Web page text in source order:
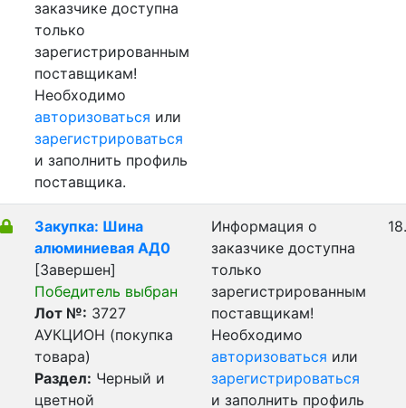
заказчике доступна
только
зарегистрированным
поставщикам!
Необходимо
авторизоваться или
зарегистрироваться
и заполнить профиль
поставщика.
Закупка: Шина
алюминиевая АД0
[Завершен]
Победитель выбран
Лот №: 3727
АУКЦИОН (покупка
товара)
Раздел: Черный и
цветной
Информация о
заказчике доступна
только
зарегистрированным
поставщикам!
Необходимо
авторизоваться или
зарегистрироваться
и заполнить профиль